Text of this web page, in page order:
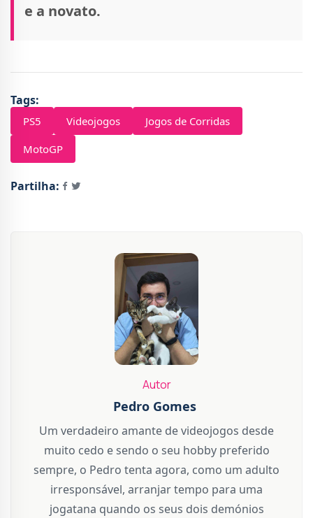
e a novato.
Tags:
PS5 Videojogos
Jogos de Corridas
MotoGP
Partilha:
Autor
Pedro Gomes
Um verdadeiro amante de videojogos desde
muito cedo e sendo o seu hobby preferido
sempre, o Pedro tenta agora, como um adulto
irresponsável, arranjar tempo para uma
jogatana quando os seus dois demónios